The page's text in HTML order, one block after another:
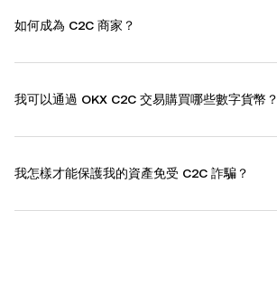
如何成為 C2C 商家？
我可以通過 OKX C2C 交易購買哪些數字貨幣？
我怎樣才能保護我的資產免受 C2C 詐騙？